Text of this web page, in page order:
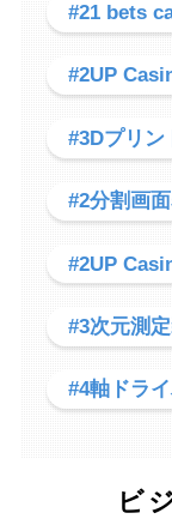
#21 bets
#2UP
#3Dプリン
#2分割画
#2UP
#3次元測
#4軸ドラ
ビ